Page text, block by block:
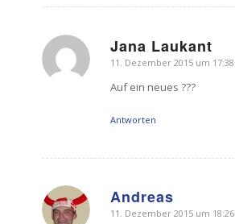
Jana Laukant
sagte:
11. Dezember 2015 um 17:38
Auf ein neues ???
Antworten
Andreas
sagte:
11. Dezember 2015 um 18:26